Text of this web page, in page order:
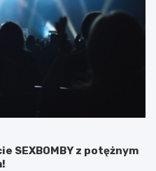
SEXBOMBY z potężnym